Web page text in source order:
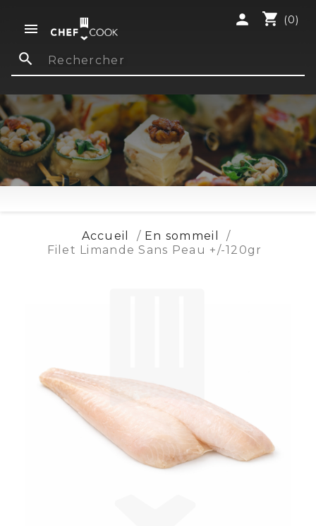

shopping_cart (0)
person
search
Accueil
En sommeil
Filet Limande Sans Peau +/-120gr